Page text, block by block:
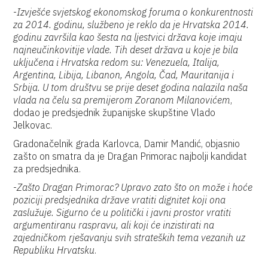
-Izvješće svjetskog ekonomskog foruma o konkurentnosti
za 2014. godinu, službeno je reklo da je Hrvatska 2014.
godinu završila kao šesta na ljestvici država koje imaju
najneučinkovitije vlade. Tih deset država u koje je bila
uključena i Hrvatska redom su: Venezuela, Italija,
Argentina, Libija, Libanon, Angola, Čad, Mauritanija i
Srbija. U tom društvu se prije deset godina nalazila naša
vlada na čelu sa premijerom Zoranom Milanovićem,
dodao je predsjednik županijske skupštine Vlado
Jelkovac.
Gradonačelnik grada Karlovca, Damir Mandić, objasnio
zašto on smatra da je Dragan Primorac najbolji kandidat
za predsjednika.
-Zašto Dragan Primorac? Upravo zato što on može i hoće
poziciji predsjednika države vratiti dignitet koji ona
zaslužuje. Sigurno će u politički i javni prostor vratiti
argumentiranu raspravu, ali koji će inzistirati na
zajedničkom rješavanju svih strateških tema vezanih uz
Republiku Hrvatsku.